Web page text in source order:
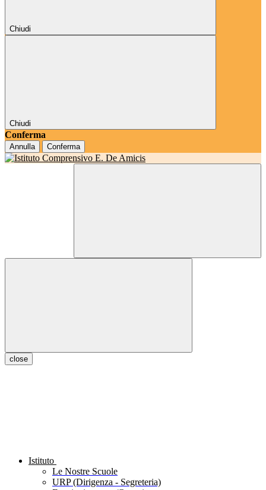
Chiudi
Chiudi
Conferma
Annulla Conferma
close
Istituto
Le Nostre Scuole
URP (Dirigenza - Segreteria)